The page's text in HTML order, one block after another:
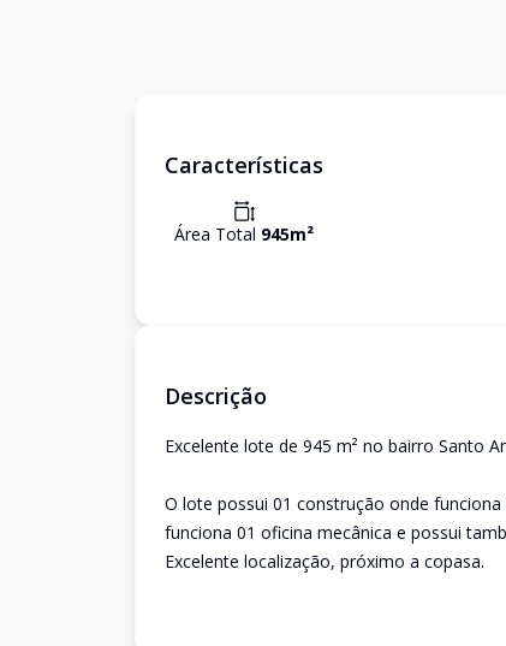
Características
Área Total 945m²
Descrição
Excelente lote de 945 m² no bairro Santo
O lote possui 01 construção onde
funciona 01 oficina mecânica e possui
Excelente localização, próximo a copasa.